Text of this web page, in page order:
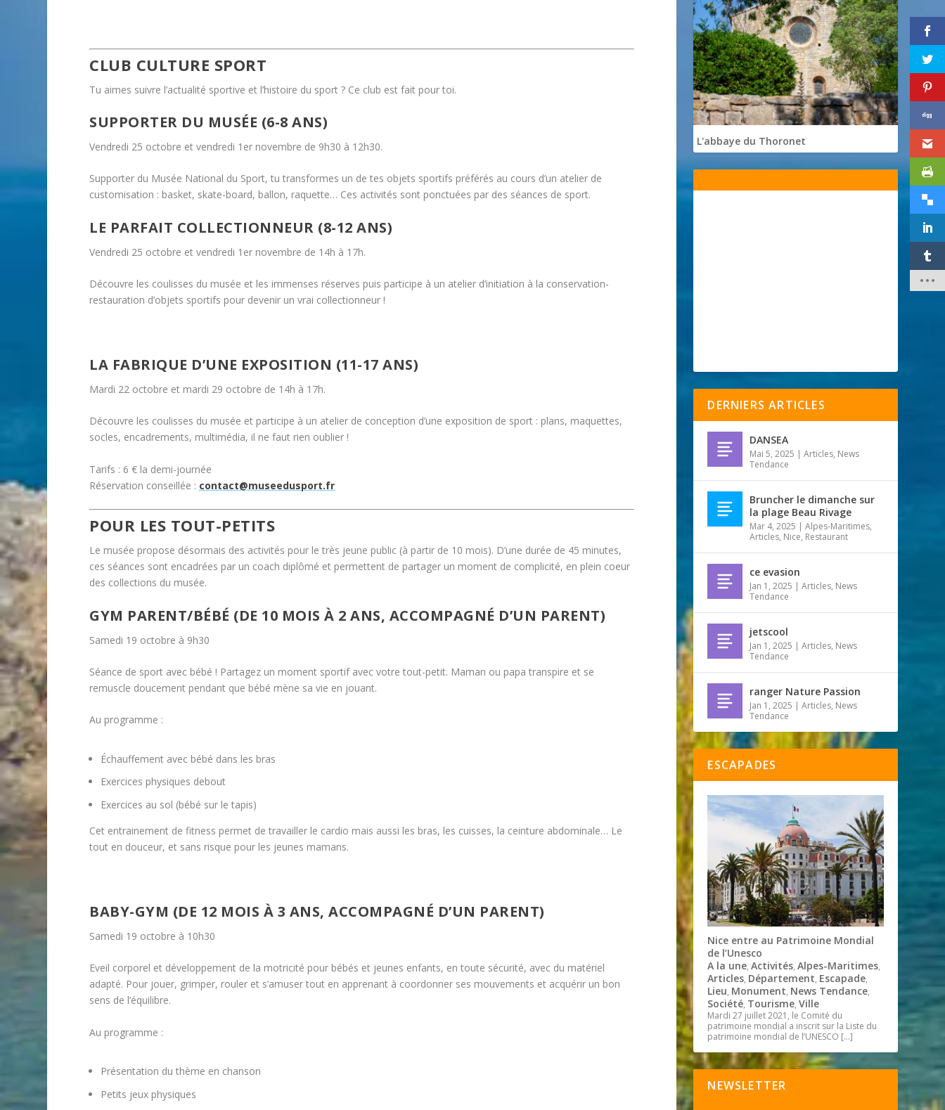
CLUB CULTURE SPORT
Tu aimes suivre l’actualité sportive et l’histoire du sport ? Ce club est fait pour toi.
SUPPORTER DU MUSÉE (6-8 ANS)
Vendredi 25 octobre et vendredi 1er novembre de 9h30 à 12h30.
Supporter du Musée National du Sport, tu transformes un de tes objets sportifs préférés au cours d’un atelier de
customisation : basket, skate-board, ballon, raquette… Ces activités sont ponctuées par des séances de sport.
LE PARFAIT COLLECTIONNEUR (8-12 ANS)
Vendredi 25 octobre et vendredi 1er novembre de 14h à 17h.
Découvre les coulisses du musée et les immenses réserves puis participe à un atelier d’initiation à la conservation-
restauration d’objets sportifs pour devenir un vrai collectionneur !
LA FABRIQUE D’UNE EXPOSITION (11-17 ANS)
Mardi 22 octobre et mardi 29 octobre de 14h à 17h.
Découvre les coulisses du musée et participe à un atelier de conception d’une exposition de sport : plans, maquettes,
socles, encadrements, multimédia, il ne faut rien oublier !
Tarifs : 6 € la demi-journée
Réservation conseillée : contact@museedusport.fr
POUR LES TOUT-PETITS
Le musée propose désormais des activités pour le très jeune public (à partir de 10 mois). D’une durée de 45 minutes,
ces séances sont encadrées par un coach diplômé et permettent de partager un moment de complicité, en plein coeur
des collections du musée.
GYM PARENT/BÉBÉ (DE 10 MOIS À 2 ANS, ACCOMPAGNÉ D’UN PARENT)
Samedi 19 octobre à 9h30
Séance de sport avec bébé ! Partagez un moment sportif avec votre tout-petit. Maman ou papa transpire et se
remuscle doucement pendant que bébé mène sa vie en jouant.
Au programme :
Échauffement avec bébé dans les bras
Exercices physiques debout
Exercices au sol (bébé sur le tapis)
Cet entrainement de fitness permet de travailler le cardio mais aussi les bras, les cuisses, la ceinture abdominale… Le
tout en douceur, et sans risque pour les jeunes mamans.
BABY-GYM (DE 12 MOIS À 3 ANS, ACCOMPAGNÉ D’UN PARENT)
Samedi 19 octobre à 10h30
Eveil corporel et développement de la motricité pour bébés et jeunes enfants, en toute sécurité, avec du matériel
adapté. Pour jouer, grimper, rouler et s’amuser tout en apprenant à coordonner ses mouvements et acquérir un bon
sens de l’équilibre.
Au programme :
Présentation du thème en chanson
Petits jeux physiques
L'abbaye du Thoronet
DERNIERS ARTICLES
DANSEA
Mai 5, 2025 |Articles, News
Tendance
Bruncher le dimanche sur
la plage Beau Rivage
Mar 4, 2025 |Alpes-Maritimes,
Articles, Nice, Restaurant
ce evasion
Jan 1, 2025 |Articles, News
Tendance
jetscool
Jan 1, 2025 |Articles, News
Tendance
ranger Nature Passion
Jan 1, 2025 |Articles, News
Tendance
ESCAPADES
Nice entre au Patrimoine Mondial
de l’Unesco
A la une,Activités,Alpes-Maritimes,
Articles, Département, Escapade,
Lieu, Monument, News Tendance,
Société, Tourisme,Ville
Mardi 27 juillet 2021, le Comité du
patrimoine mondial a inscrit sur la Liste du
patrimoine mondial de l’UNESCO […]
NEWSLETTER